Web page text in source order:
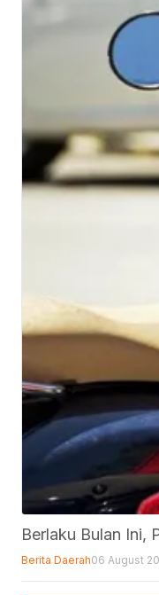
Berlaku Bulan Ini,
Berita Daerah06 August